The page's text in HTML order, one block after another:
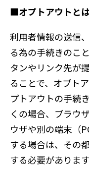
■オプトアウトと
利用者情報の送信
る為の手続きのこ
タンやリンク先が
ることで、オプト
プトアウトの手続
くの場合、ブラウ
ウザや別の端末（
する場合は、その
する必要があります